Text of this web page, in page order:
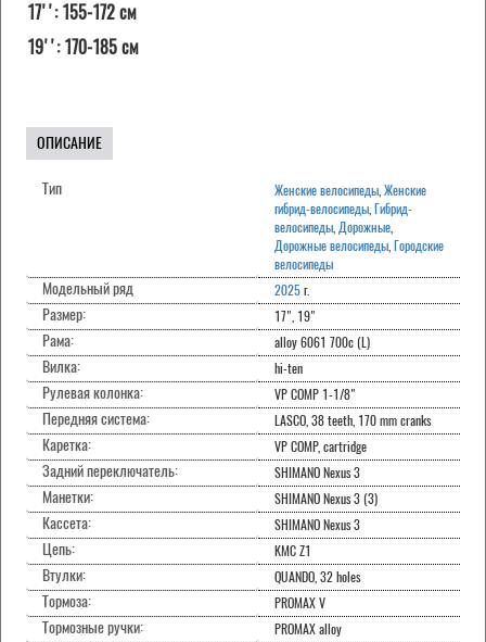
17'': 155-172 см
19'': 170-185 см
ОПИСАНИЕ
Тип Женские велосипеды Женские
гибрид-велосипеды Гибрид-
велосипеды Дорожные
Дорожные велосипеды Городские
велосипеды
Модельный ряд 2025г.
Размер: 17", 19"
Рама: alloy 6061 700c (L)
Вилка: hi-ten
Рулевая колонка: VP COMP 1-1/8"
Передняя система: LASCO, 38 teeth, 170 mm cranks
Каретка: VP COMP, cartridge
Задний переключатель: SHIMANO Nexus 3
Манетки: SHIMANO Nexus 3 (3)
Кассета: SHIMANO Nexus 3
Цепь: KMC Z1
Втулки: QUANDO, 32 holes
Тормоза: PROMAX V
Тормозные ручки: PROMAX alloy